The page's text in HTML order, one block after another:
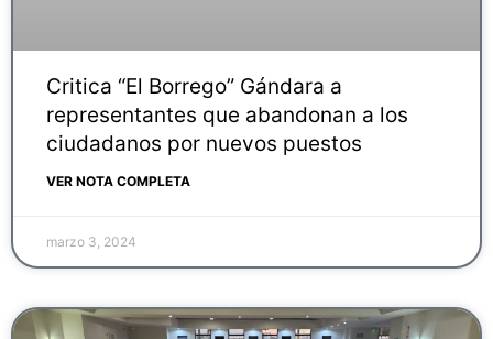
Critica “El Borrego” Gándara a
representantes que abandonan a los
ciudadanos por nuevos puestos
VER NOTA COMPLETA
marzo 3, 2024